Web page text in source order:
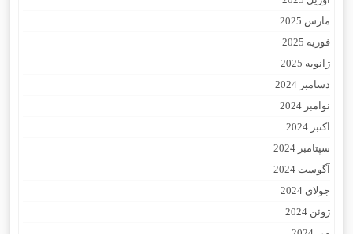
مارس 2025
فوریه 2025
ژانویه 2025
دسامبر 2024
نوامبر 2024
اکتبر 2024
سپتامبر 2024
آگوست 2024
جولای 2024
ژوئن 2024